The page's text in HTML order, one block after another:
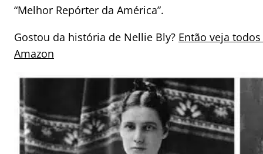
“Melhor Repórter da América”.
Gostou da história de Nellie Bly? Então veja
Amazon